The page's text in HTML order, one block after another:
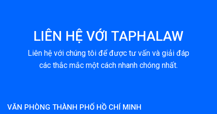
LIÊN HỆ VỚI TAPHALAW
Liên hệ với chúng tôi để được tư vấn và giải đáp
các thắc mắc một cách nhanh chóng nhất.
VĂN PHÒNG THÀNH PHỐ HỒ CHÍ MINH